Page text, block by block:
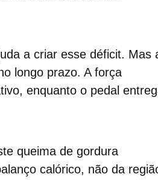
a criar esse déficit. Mas
longo prazo. A força
enquanto o pedal
queima de gordura
calórico, não da